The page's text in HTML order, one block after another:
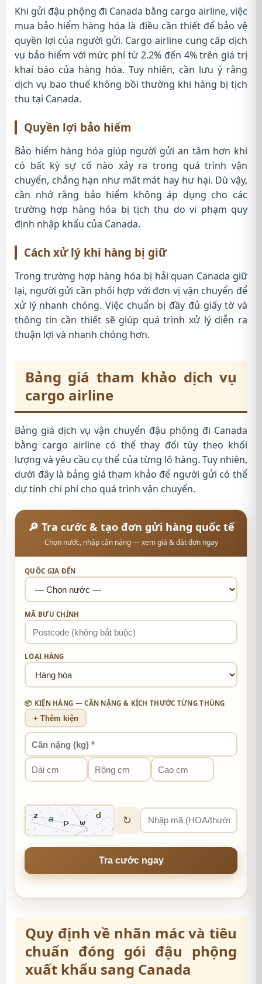
Khi gửi đậu phộng đi Canada bằng cargo airline, việc
mua bảo hiểm hàng hóa là điều cần thiết để bảo vệ
quyền lợi của người gửi. Cargo airline cung cấp dịch
vụ bảo hiểm với mức phí từ 2.2% đến 4% trên giá trị
khai báo của hàng hóa. Tuy nhiên, cần lưu ý rằng
dịch vụ bao thuế không bồi thường khi hàng bị tịch
thu tại Canada.
Quyền lợi bảo hiểm
Bảo hiểm hàng hóa giúp người gửi an tâm hơn khi
có bất kỳ sự cố nào xảy ra trong quá trình vận
chuyển, chẳng hạn như mất mát hay hư hại. Dù vậy,
cần nhớ rằng bảo hiểm không áp dụng cho các
trường hợp hàng hóa bị tịch thu do vi phạm quy
định nhập khẩu của Canada.
Cách xử lý khi hàng bị giữ
Trong trường hợp hàng hóa bị hải quan Canada giữ
lại, người gửi cần phối hợp với đơn vị vận chuyển để
xử lý nhanh chóng. Việc chuẩn bị đầy đủ giấy tờ và
thông tin cần thiết sẽ giúp quá trình xử lý diễn ra
thuận lợi và nhanh chóng hơn.
Bảng giá tham khảo dịch vụ
cargo airline
Bảng giá dịch vụ vận chuyển đậu phộng đi Canada
bằng cargo airline có thể thay đổi tùy theo khối
lượng và yêu cầu cụ thể của từng lô hàng. Tuy nhiên,
dưới đây là bảng giá tham khảo để người gửi có thể
dự tính chi phí cho quá trình vận chuyển.
🔎 Tra cước & tạo đơn gửi hàng quốc tế
Chọn nước, nhập cân nặng — xem giá & đặt đơn ngay
QUỐC GIA ĐẾN
MÃ BƯU CHÍNH
LOẠI HÀNG
📦 KIỆN HÀNG — CÂN NẶNG & KÍCH THƯỚC TỪNG THÙNG
+ Thêm kiện
↻
Tra cước ngay
Quy định về nhãn mác và tiêu
chuẩn đóng gói đậu phộng
xuất khẩu sang Canada